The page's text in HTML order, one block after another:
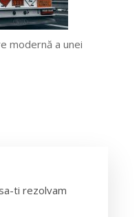
modernă a unei
ti rezolvam